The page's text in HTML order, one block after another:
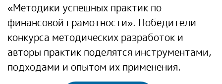
«Методики успешных практик по
финансовой грамотности». Победители
конкурса методических разработок и
авторы практик поделятся инструментами,
подходами и опытом их применения.